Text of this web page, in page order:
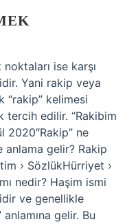
ise karşı
Yani rakip veya
“rakip” kelimesi
tercih edilir. “Rakibim
2020″Rakip” ne
anlama gelir? Rakip
› SözlükHürriyet ›
nedir? Haşim ismi
ve genellikle
gelir. Bu